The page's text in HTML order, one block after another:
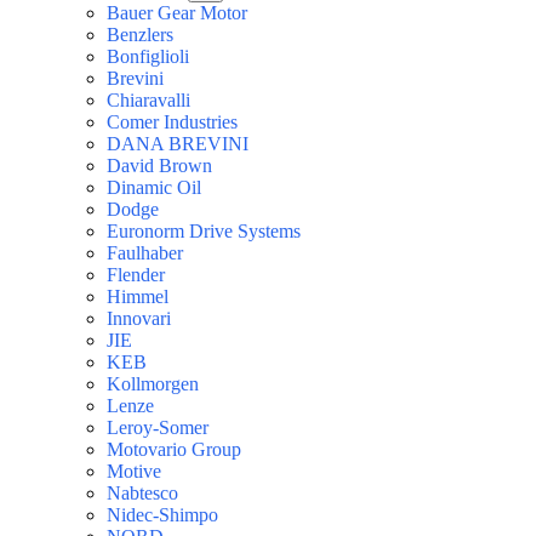
Bauer Gear Motor
Benzlers
Bonfiglioli
Brevini
Chiaravalli
Comer Industries
DANA BREVINI
David Brown
Dinamic Oil
Dodge
Euronorm Drive Systems
Faulhaber
Flender
Himmel
Innovari
JIE
KEB
Kollmorgen
Lenze
Leroy-Somer
Motovario Group
Motive
Nabtesco
Nidec-Shimpo